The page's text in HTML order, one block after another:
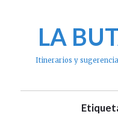
LA
Itinerarios y